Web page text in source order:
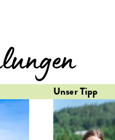
Unser Tipp